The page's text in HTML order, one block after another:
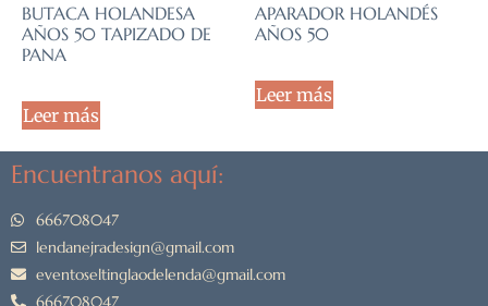
BUTACA HOLANDESA
AÑOS 50 TAPIZADO DE
PANA
Leer más
APARADOR HOLANDÉS
AÑOS 50
Leer más
Encuentranos aquí:
666708047
lendanejradesign@gmail.com
eventoseltinglaodelenda@gmail.com
666708047